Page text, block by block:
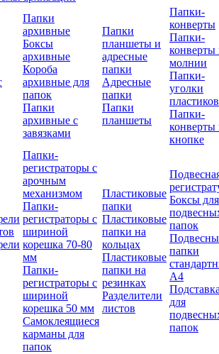
Папки
архивные
Боксы
архивные
Короба
архивные для
папок
Папки
архивные с
завязками
Папки
планшеты и
адресные
папки
Адресные
папки
Папки
планшеты
Папки-
конверты
Папки-
конверты
молнии
Папки-
уголки
Папки-
конверты
кнопке
Папки-
регистраторы с
арочным
механизмом
Папки-
регистраторы с
шириной
корешка 70-80
мм
Папки-
регистраторы с
шириной
корешка 50 мм
Самоклеящиеся
карманы для
папок
Пластиковые
папки
Пластиковые
папки на
кольцах
Пластиковые
папки на
резинках
Разделители
листов
Боксы для
папок
папки
А4
для
папок